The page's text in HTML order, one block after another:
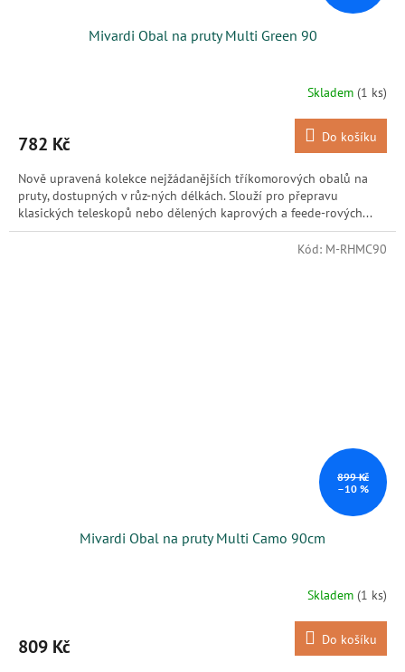
Mivardi Obal na pruty Multi Green 90
Skladem (1 ks)
782 Kč Do košíku
Nově upravená kolekce nejžádanějších tříkomorových obalů na
pruty, dostupných v růz-ných délkách. Slouží pro přepravu
klasických teleskopů nebo dělených kaprových a feede-rových...
899 Kč
–10 %
Mivardi Obal na pruty Multi Camo 90cm
Skladem (1 ks)
809 Kč Do košíku
Kód: M-RHMC90